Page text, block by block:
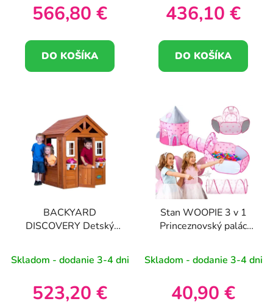
566,80 €
DO KOŠÍKA
436,10 €
DO KOŠÍKA
BACKYARD
DISCOVERY Detský
domček Timberlake
Skladom - dodanie 3-4 dni
523,20 €
Stan WOOPIE 3 v 1
Princeznovský palác
Suchý bazén
Skladom - dodanie 3-4 dni
40,90 €